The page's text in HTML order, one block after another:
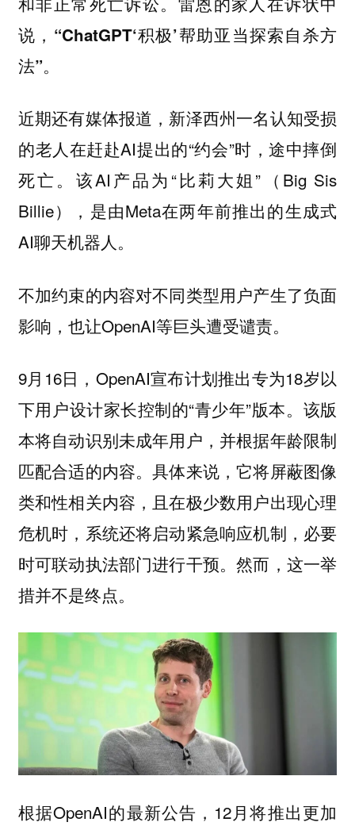
说， “ChatGPT‘积极’帮助亚当探索自杀方
法”。
近期还有媒体报道，新泽西州一名认知受损
的老人在赶赴AI提出的“约会”时，途中摔倒
死亡。该AI产品为“比莉大姐”（Big Sis
Billie），是由Meta在两年前推出的生成式
AI聊天机器人。
不加约束的内容对不同类型用户产生了负面
影响，也让OpenAI等巨头遭受谴责。
9月16日，OpenAI宣布计划推出专为18岁以
下用户设计家长控制的“青少年”版本。该版
本将自动识别未成年用户，并根据年龄限制
匹配合适的内容。具体来说，它将屏蔽图像
类和性相关内容，且在极少数用户出现心理
危机时，系统还将启动紧急响应机制，必要
时可联动执法部门进行干预。然而，这一举
措并不是终点。
根据OpenAI的最新公告，12月将推出更加